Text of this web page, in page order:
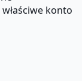
konto